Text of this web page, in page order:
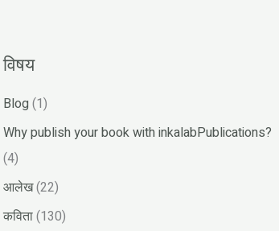
विषय
Blog(1)
Why publish your book with inkalabPublications?
(4)
आलेख(22)
कविता(130)